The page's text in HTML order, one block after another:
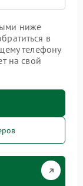
ниже
в
телефону
на свой